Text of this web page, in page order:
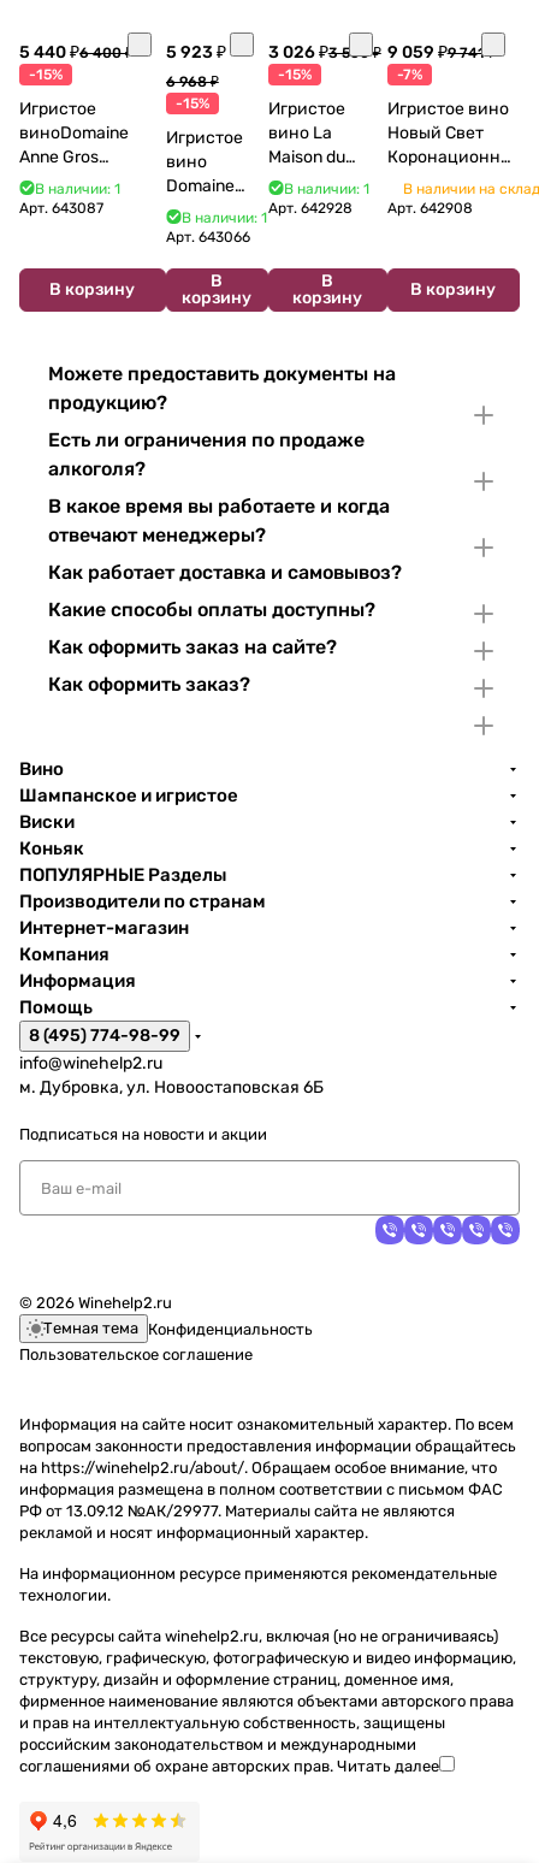
5 440 ₽6 400 ₽
-15%
Игристое
виноDomaine
Anne Gros
Crémant de
Bourgogne La Fun
Pinor Noir Brut 750
мл
В наличии: 1
Арт. 643087
В корзину
5 923 ₽
6 968 ₽
-15%
Игристое
вино
Domaine
Vincent
Bouzereau
Bourgogne
NV 750 мл
В наличии: 1
Арт. 643066
В
корзину
3 026 ₽3 560 ₽
-15%
Игристое
вино La
Maison du
Vigneron
Marcel Cabelier
Chardonnay
750 мл
В наличии: 1
Арт. 642928
В
корзину
9 059 ₽9 741 ₽
-7%
Игристое вино
Новый Свет
Коронационное
коллекционное
брют в
мл
В наличии на
Арт. 642908
В корзину
Можете предоставить документы на
продукцию?
Есть ли ограничения по продаже
алкоголя?
В какое время вы работаете и когда
отвечают менеджеры?
Как работает доставка и самовывоз?
Какие способы оплаты доступны?
Как оформить заказ на сайте?
Как оформить заказ?
Вино
Шампанское и игристое
Виски
Коньяк
ПОПУЛЯРНЫЕ Разделы
Производители по странам
Интернет-магазин
Компания
Информация
Помощь
8 (495) 774-98-99
info@winehelp2.ru
м. Дубровка, ул. Новоостаповская 6Б
Подписаться на новости и акции
© 2026 Winehelp2.ru
Темная тема Конфиденциальность
Пользовательское соглашение
Информация на сайте носит ознакомительный характер. По всем
вопросам законности предоставления информации обращайтесь
на https://winehelp2.ru/about/. Обращаем особое внимание, что
информация размещена в полном соответствии с письмом ФАС
РФ от 13.09.12 №АК/29977. Материалы сайта не являются
рекламой и носят информационный характер.
На информационном ресурсе применяются рекомендательные
технологии.
Все ресурсы сайта winehelp2.ru, включая (но не ограничиваясь)
текстовую, графическую, фотографическую и видео информацию,
структуру, дизайн и оформление страниц, доменное имя,
фирменное наименование являются объектами авторского права
и прав на интеллектуальную собственность, защищены
российским законодательством и международными
соглашениями об охране авторских прав. Читать далее